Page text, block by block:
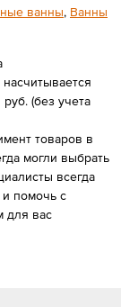
ванны, Ванны
(без учета
товаров в
могли выбрать
всегда
помочь с
для вас